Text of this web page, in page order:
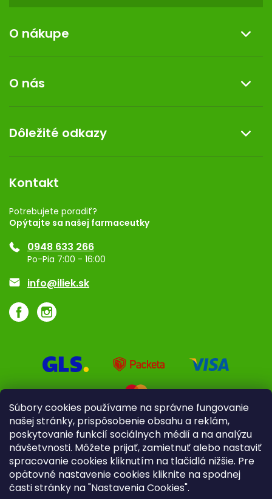
Súbory cookies používame na správne fungovanie
našej stránky, prispôsobenie obsahu a reklám,
poskytovanie funkcií sociálnych médií a na analýzu
návšetvnosti. Môžete prijať, zamietnuť alebo nastaviť
spracovanie cookies kliknutím na tlačidlá nižšie. Pre
opätovné nastavenie cookies kliknite na spodnej
časti stránky na "Nastavenia Cookies".
O nákupe
Reklamácia a vrátenie tovaru
Doprava a platba
Darček k nákupu
O nás
Kontakt
Dermocentrum
Dôležité odkazy
Rozhodnutie na prevádzku
Registrácia
Ponuka pre firmy
Značky
Kontakt
Potrebujete poradiť?
Opýtajte sa našej farmaceutky
0948 633 266
Po-Pia 7:00 - 16:00
info@iliek.sk
Pre firmy Poradenstvo